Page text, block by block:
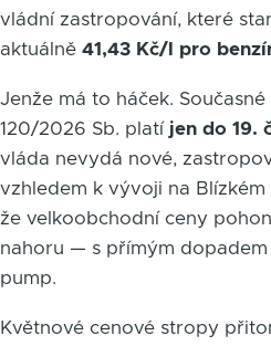
vládní zastropování, které
aktuálně 41,43 Kč/l pro
Jenže má to háček.
120/2026 Sb. platí jen do 19.
vláda nevydá nové,
vzhledem k vývoji na
že velkoobchodní ceny
nahoru — s přímým dopadem
pump.
Květnové cenové stropy